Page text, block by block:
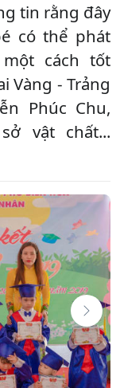
tin rằng đây
có thể phát
cách tốt
Vàng - Trảng
Phúc Chu,
vật chất...